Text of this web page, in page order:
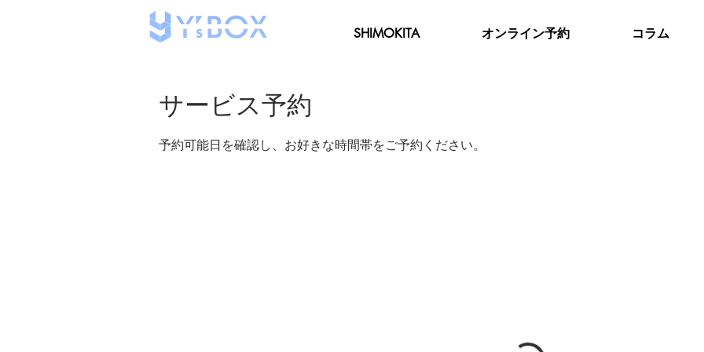
SHIMOKITA オンライン予約 コラム
サービス予約
予約可能日を確認し、お好きな時間帯をご予約ください。